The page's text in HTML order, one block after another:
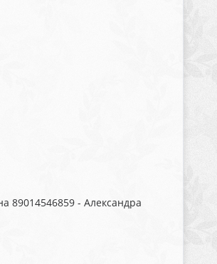
89014546859 - Александра